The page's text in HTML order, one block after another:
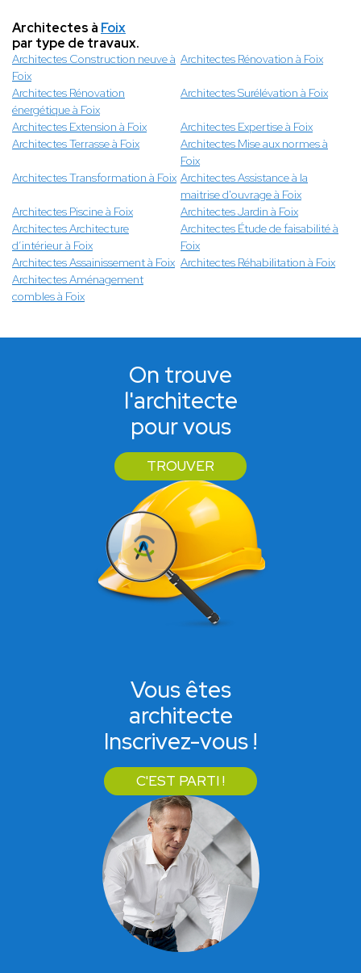
Architectes à Foix
par type de travaux.
Architectes Construction neuve à
Foix
Architectes Rénovation à Foix
Architectes Rénovation
énergétique à Foix
Architectes Surélévation à Foix
Architectes Extension à Foix
Architectes Expertise à Foix
Architectes Terrasse à Foix
Architectes Mise aux normes à
Foix
Architectes Transformation à Foix Architectes Assistance à la
maitrise d'ouvrage à Foix
Architectes Piscine à Foix
Architectes Jardin à Foix
Architectes Architecture
d’intérieur à Foix
Architectes Étude de faisabilité à
Foix
Architectes Assainissement à Foix Architectes Réhabilitation à Foix
Architectes Aménagement
combles à Foix
On trouve
l'architecte
pour vous
TROUVER
Vous êtes
architecte
Inscrivez-vous !
C'EST PARTI !